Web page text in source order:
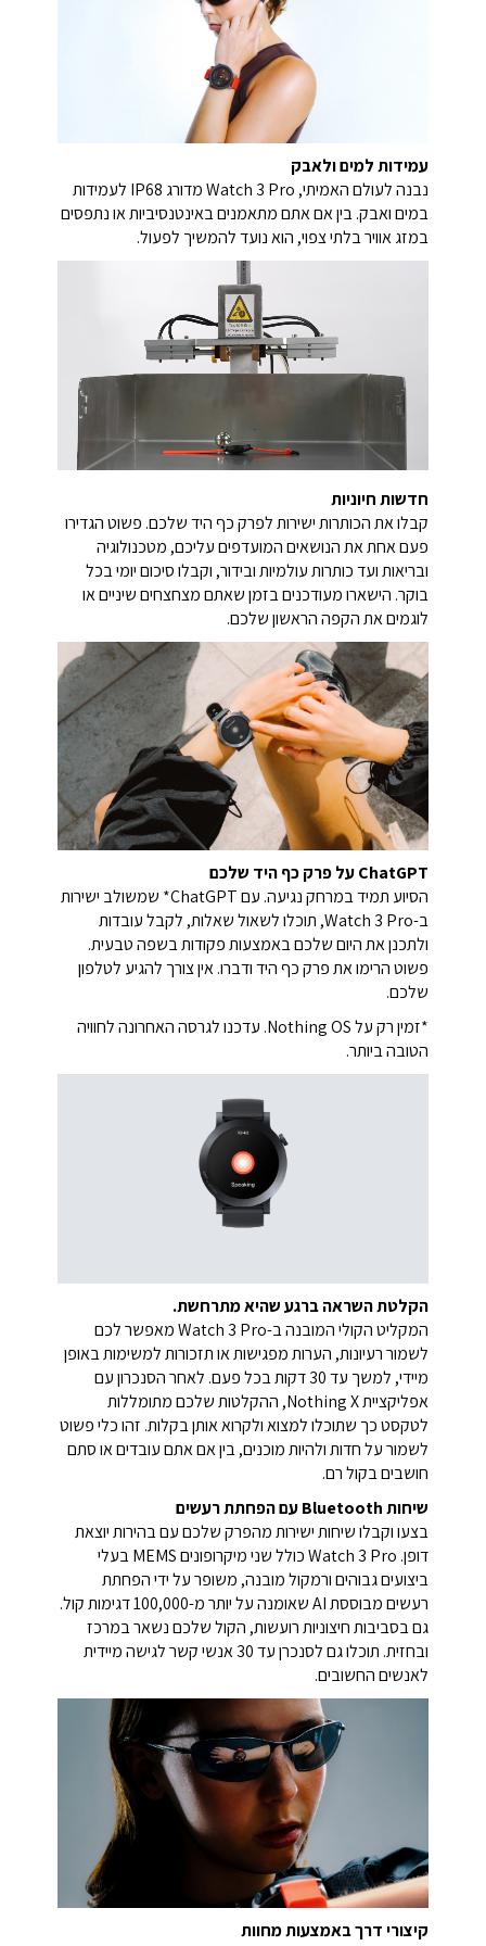
עמידות למים ולאבק
נבנה לעולם האמיתי, Watch 3 Pro מדורג IP68 לעמידות
במים ואבק. בין אם אתם מתאמנים באינטנסיביות או נתפסים
במזג אוויר בלתי צפוי, הוא נועד להמשיך לפעול.
חדשות חיוניות
קבלו את הכותרות ישירות לפרק כף היד שלכם. פשוט הגדירו
פעם אחת את הנושאים המועדפים עליכם, מטכנולוגיה
ובריאות ועד כותרות עולמיות ובידור, וקבלו סיכום יומי בכל
בוקר. הישארו מעודכנים בזמן שאתם מצחצחים שיניים או
לוגמים את הקפה הראשון שלכם.
ChatGPT על פרק כף היד שלכם
הסיוע תמיד במרחק נגיעה. עם ChatGPT* שמשולב ישירות
ב-Watch 3 Pro, תוכלו לשאול שאלות, לקבל עובדות
ולתכנן את היום שלכם באמצעות פקודות בשפה טבעית.
פשוט הרימו את פרק כף היד ודברו. אין צורך להגיע לטלפון
שלכם.
*זמין רק על Nothing OS. עדכנו לגרסה האחרונה לחוויה
הטובה ביותר.
הקלטת השראה ברגע שהיא מתרחשת.
המקליט הקולי המובנה ב-Watch 3 Pro מאפשר לכם
לשמור רעיונות, הערות מפגישות או תזכורות למשימות באופן
מיידי, למשך עד 30 דקות בכל פעם. לאחר הסנכרון עם
אפליקציית Nothing X, ההקלטות שלכם מתומללות
לטקסט כך שתוכלו למצוא ולקרוא אותן בקלות. זהו כלי פשוט
לשמור על חדות ולהיות מוכנים, בין אם אתם עובדים או סתם
חושבים בקול רם.
שיחות Bluetooth עם הפחתת רעשים
בצעו וקבלו שיחות ישירות מהפרק שלכם עם בהירות יוצאת
דופן. Watch 3 Pro כולל שני מיקרופונים MEMS בעלי
ביצועים גבוהים ורמקול מובנה, משופר על ידי הפחתת
רעשים מבוססת AI שאומנה על יותר מ-100,000 דגימות קול.
גם בסביבות חיצוניות רועשות, הקול שלכם נשאר במרכז
ובחזית. תוכלו גם לסנכרן עד 30 אנשי קשר לגישה מיידית
לאנשים החשובים.
קיצורי דרך באמצעות מחוות